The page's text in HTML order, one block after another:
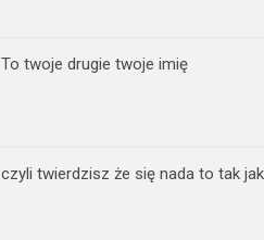
To twoje drugie twoje imię
czyli twierdzisz że się nada to tak